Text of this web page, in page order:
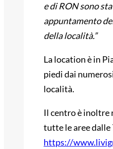
e di RON sono
appuntamento
della località.”
La location è in
piedi dai
località.
Il centro è inoltre
tutte le aree dalle
https://